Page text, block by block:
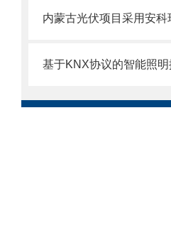
基于KNX协议的智能照